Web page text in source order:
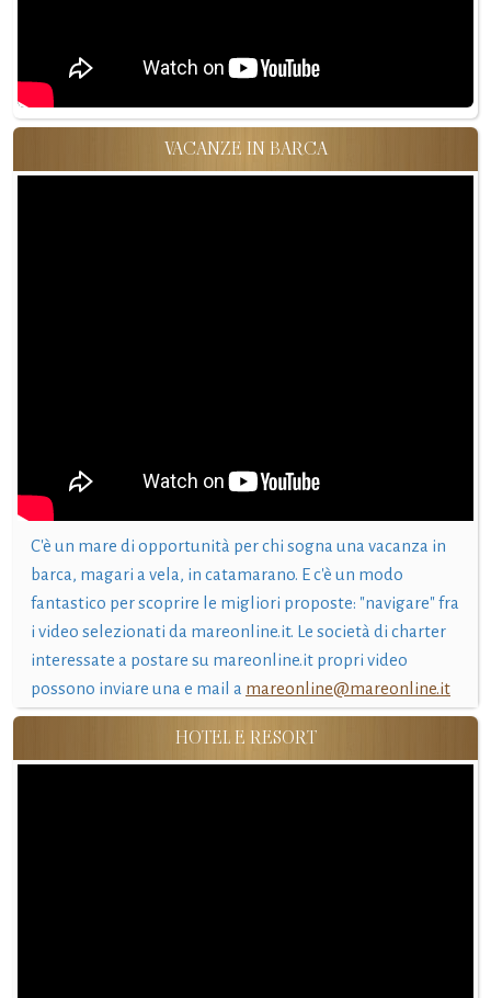
VACANZE IN BARCA
C'è un mare di opportunità per chi sogna una vacanza in
barca, magari a vela, in catamarano. E c'è un modo
fantastico per scoprire le migliori proposte: "navigare" fra
i video selezionati da mareonline.it. Le società di charter
interessate a postare su mareonline.it propri video
possono inviare una e mail a mareonline@mareonline.it
HOTEL E RESORT